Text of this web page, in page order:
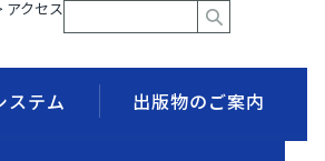
アクセス
ステム 出版物のご案内